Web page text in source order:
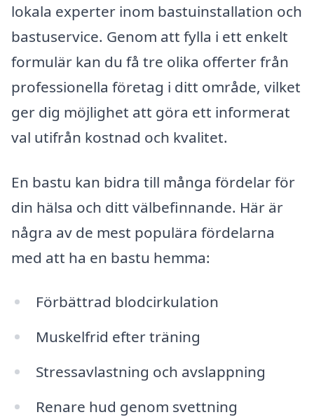
lokala experter inom bastuinstallation och
bastuservice. Genom att fylla i ett enkelt
formulär kan du få tre olika offerter från
professionella företag i ditt område, vilket
ger dig möjlighet att göra ett informerat
val utifrån kostnad och kvalitet.
En bastu kan bidra till många fördelar för
din hälsa och ditt välbefinnande. Här är
några av de mest populära fördelarna
med att ha en bastu hemma:
Förbättrad blodcirkulation
Muskelfrid efter träning
Stressavlastning och avslappning
Renare hud genom svettning